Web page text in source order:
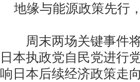
地缘与能源政策先行
周末两场关键事件将
日本执政党自民党进行
响日本后续经济政策走